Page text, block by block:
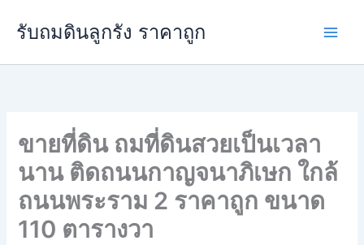
รับถมดินลูกรัง ราคาถูก
ขายที่ดิน ถมที่ดินสวยเป็นเวลา
นาน ติดถนนกาญจนาภิเษก ใกล้
ถนนพระราม 2 ราคาถูก ขนาด
110 ตารางวา